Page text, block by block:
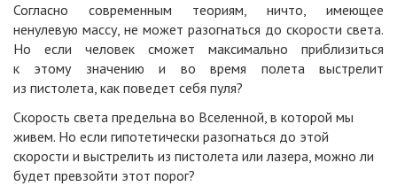
Согласно современным теориям, ничто, имеющее
ненулевую массу, не может разогнаться до скорости света.
Но если человек сможет максимально приблизиться
к этому значению и во время полета выстрелит
из пистолета, как поведет себя пуля?
Скорость света предельна во Вселенной, в которой мы
живем. Но если гипотетически разогнаться до этой
скорости и выстрелить из пистолета или лазера, можно ли
будет превзойти этот порог?